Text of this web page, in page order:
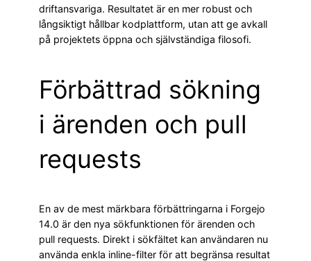
driftansvariga. Resultatet är en mer robust och
långsiktigt hållbar kodplattform, utan att ge avkall
på projektets öppna och självständiga filosofi.
Förbättrad sökning
i ärenden och pull
requests
En av de mest märkbara förbättringarna i Forgejo
14.0 är den nya sökfunktionen för ärenden och
pull requests. Direkt i sökfältet kan användaren nu
använda enkla inline-filter för att begränsa resultat